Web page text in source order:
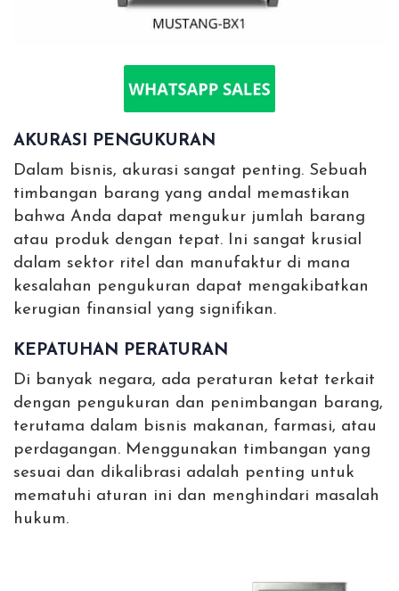
AKURASI PENGUKURAN
Dalam bisnis, akurasi sangat penting. Sebuah
timbangan barang yang andal memastikan
bahwa Anda dapat mengukur jumlah barang
atau produk dengan tepat. Ini sangat krusial
dalam sektor ritel dan manufaktur di mana
kesalahan pengukuran dapat mengakibatkan
kerugian finansial yang signifikan.
KEPATUHAN PERATURAN
Di banyak negara, ada peraturan ketat terkait
dengan pengukuran dan penimbangan barang,
terutama dalam bisnis makanan, farmasi, atau
perdagangan. Menggunakan timbangan yang
sesuai dan dikalibrasi adalah penting untuk
mematuhi aturan ini dan menghindari masalah
hukum.